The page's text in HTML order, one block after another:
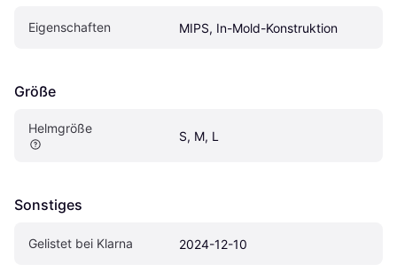
Eigen­schaften MIPS, In-Mold-Konstruktion
Größe
Helmgröße
S, M, L
Sonstiges
Gelistet bei Klarna 2024-12-10